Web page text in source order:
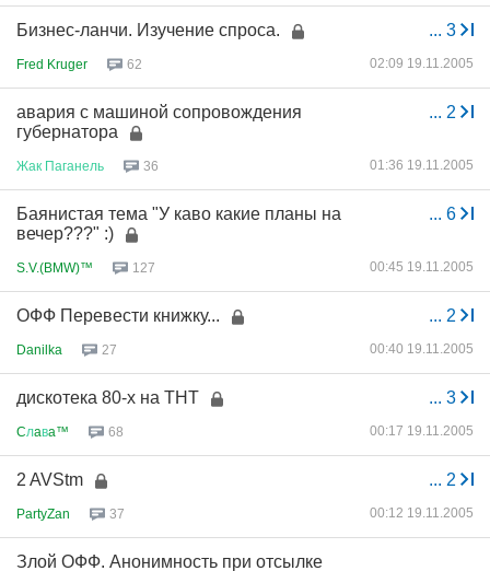
... 3
Бизнес-ланчи. Изучение спроса.
Fred Kruger 62 02:09 19.11.2005
... 2
авария с машиной сопровождения
губернатора
Жак Паганель 36 01:36 19.11.2005
... 6
Баянистая тема "У каво какие планы на
вечер???" :)
S.V.(BMW)™ 127 00:45 19.11.2005
... 2
ОФФ Перевести книжку...
Danilka 27 00:40 19.11.2005
... 3
дискотека 80-х на ТНТ
Cлaвa™ 68 00:17 19.11.2005
... 2
2 AVStm
PartyZan 37 00:12 19.11.2005
Злой ОФФ. Анонимность при отсылке